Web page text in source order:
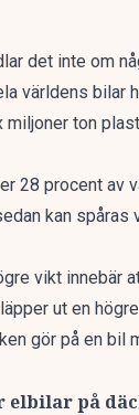
det inte om
världens bilar
miljoner ton
28 procent av
kan spåras
vikt innebär
ut en
gör på en bil
elbilar på